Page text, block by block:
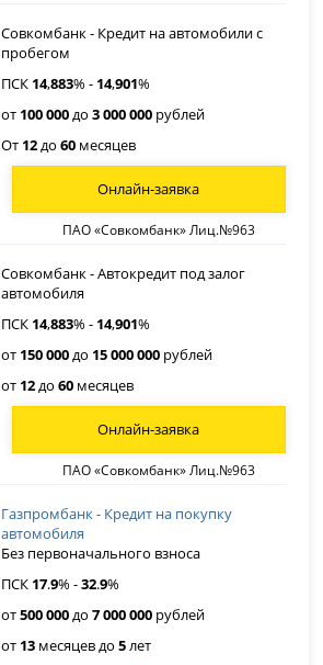
Совкомбанк - Кредит на автомобили с
пробегом
ПСК 14,883% - 14,901%
от 100 000до3 000 000 рублей
От 12до60 месяцев
ПАО «Совкомбанк» Лиц.№963
Онлайн-заявка
Совкомбанк - Автокредит под залог
автомобиля
ПСК 14,883% - 14,901%
от 150 000до 15 000 000 рублей
от 12до60 месяцев
ПАО «Совкомбанк» Лиц.№963
Онлайн-заявка
Газпромбанк - Кредит на покупку
автомобиля
Без первоначального взноса
ПСК 17.9% -32.9%
от500 000до7 000 000 рублей
от 13 месяцев до5лет